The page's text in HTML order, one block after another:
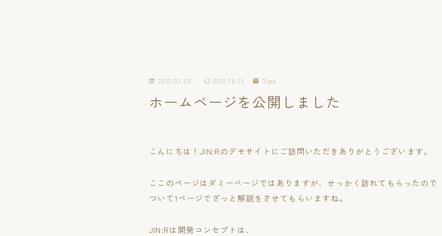
2022.03.08 2022.10.13 Tips
ホームページを公開しました
こんにちは！JIN:Rのデモサイトにご訪問いただきありがとうございます。
ここのページはダミーページではありますが、せっかく訪れてもらったので
ついて1ページでざっと解説をさせてもらいますね。
JIN:Rは開発コンセプトは、